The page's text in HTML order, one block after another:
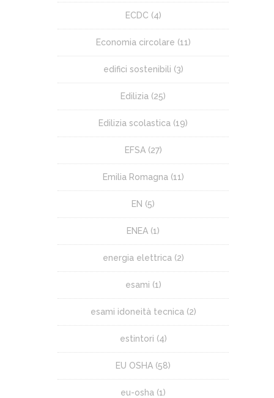
ECDC (4)
Economia circolare (11)
edifici sostenibili (3)
Edilizia (25)
Edilizia scolastica (19)
EFSA(27)
Emilia Romagna (11)
EN (5)
ENEA (1)
energia elettrica (2)
esami (1)
esami idoneità tecnica (2)
estintori (4)
EU OSHA (58)
eu-osha (1)